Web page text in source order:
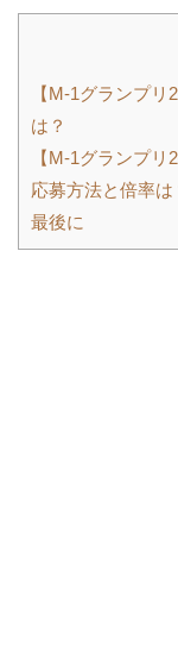
【M-1グランプ
は？
【M-1グランプ
応募方法と倍率は
最後に